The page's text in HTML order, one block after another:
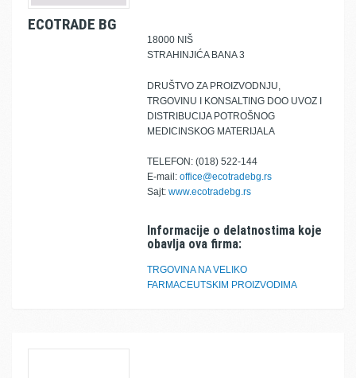
ECOTRADE BG
18000 NIŠ
STRAHINJIĆA BANA 3
DRUŠTVO ZA PROIZVODNJU,
TRGOVINU I KONSALTING DOO UVOZ I
DISTRIBUCIJA POTROŠNOG
MEDICINSKOG MATERIJALA
TELEFON: (018) 522-144
E-mail: office@ecotradebg.rs
Sajt: www.ecotradebg.rs
Informacije o delatnostima koje
obavlja ova firma:
TRGOVINA NA VELIKO
FARMACEUTSKIM PROIZVODIMA